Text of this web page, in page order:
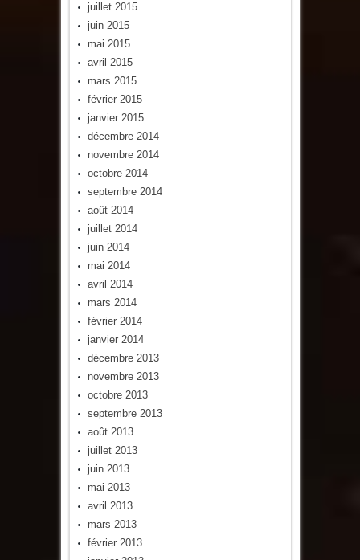
juillet 2015
juin 2015
mai 2015
avril 2015
mars 2015
février 2015
janvier 2015
décembre 2014
novembre 2014
octobre 2014
septembre 2014
août 2014
juillet 2014
juin 2014
mai 2014
avril 2014
mars 2014
février 2014
janvier 2014
décembre 2013
novembre 2013
octobre 2013
septembre 2013
août 2013
juillet 2013
juin 2013
mai 2013
avril 2013
mars 2013
février 2013